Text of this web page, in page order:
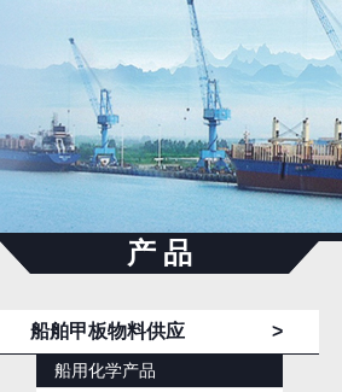
产 品
船舶甲板物料供应 >
船用化学产品